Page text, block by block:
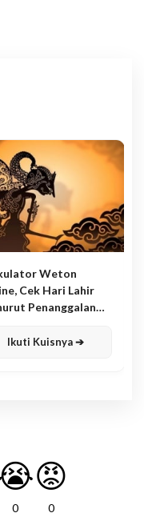
Weton
Cek Hari Lahir
Penanggalan
Ikuti Kuisnya ➔
0
😡
0